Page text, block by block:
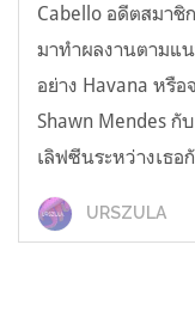
Cabello อดีตสมาชิ
มาทำผลงานตามแน
อย่าง Havana หรื
Shawn Mendes กั
เลิฟซีนระหว่างเธ
URSZULA